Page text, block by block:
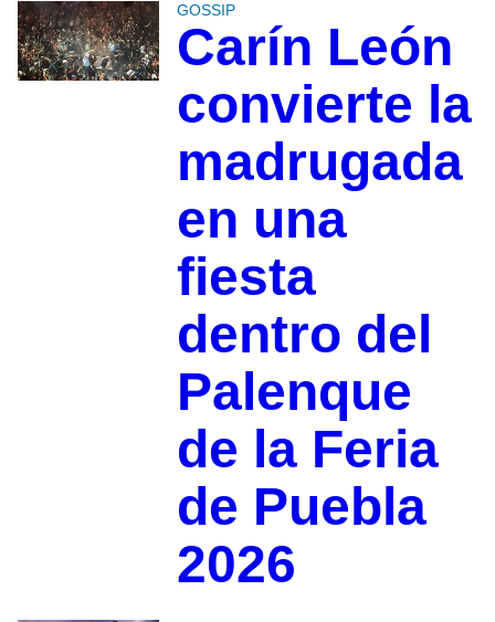
GOSSIP
Carín León
convierte la
madrugada
en una
fiesta
dentro del
Palenque
de la Feria
de Puebla
2026